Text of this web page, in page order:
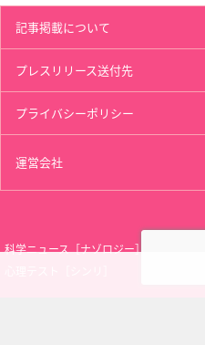
記事掲載について
プレスリリース送付先
プライバシーポリシー
運営会社
科学ニュース［ナゾロジー］